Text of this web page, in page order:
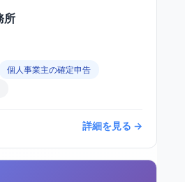
所
個人事業主の確定申告
詳細を見る →